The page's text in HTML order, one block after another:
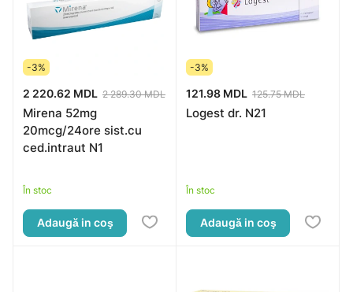
-3%
2 220.62 MDL 2 289.30 MDL
Mirena 52mg
20mcg/24ore sist.cu
ced.intraut N1
În stoc
Adaugă in coş
-3%
121.98 MDL 125.75 MDL
Logest dr. N21
În stoc
Adaugă in coş